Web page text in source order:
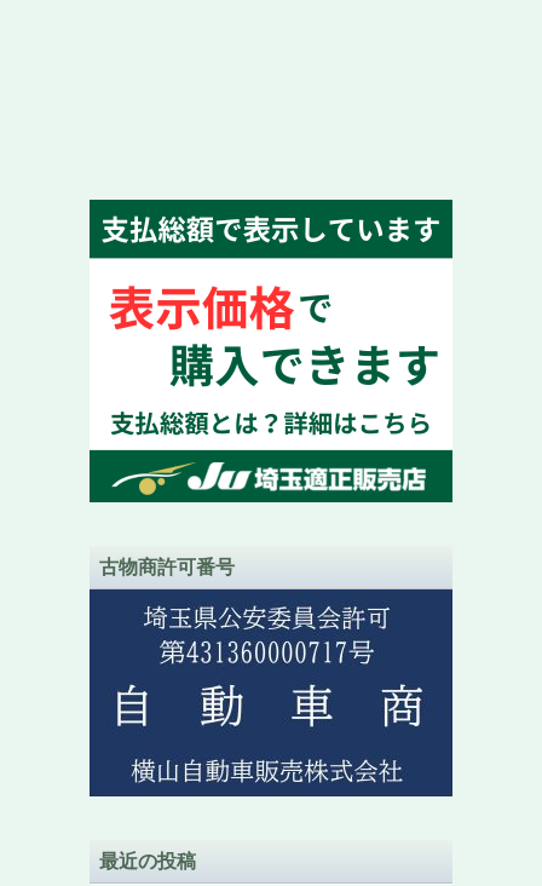
古物商許可番号
最近の投稿